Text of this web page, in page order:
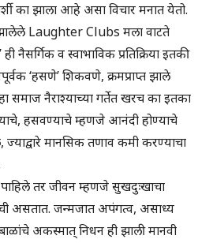
का झाला आहे असा विचार मनात येतो.
Laughter Clubs मला वाटते
नैसर्गिक व स्वाभाविक प्रतिक्रिया इतकी
‘हसणे’ शिकवणे, क्रमप्राप्त झाले
समाज नैराश्याच्या गर्तेत खरच का इतका
हसवण्याचे म्हणजे आनंदी होण्याचे
मानसिक तणाव कमी करण्याचा
पाहिले तर जीवन म्हणजे सुखदुःखाचा
असतात. जन्मजात अपंगत्व, असाध्य
अकस्मात् निधन ही झाली मानवी